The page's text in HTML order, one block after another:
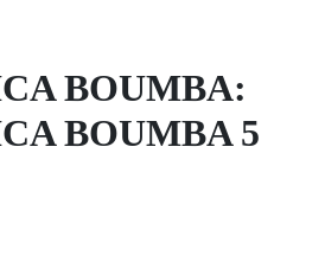
BOUMBA:
BOUMBA 5